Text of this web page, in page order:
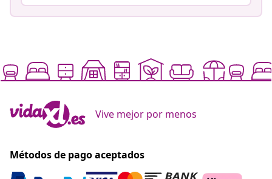
Vive mejor por menos
Métodos de pago aceptados